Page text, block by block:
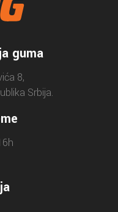
guma
8,
Srbija.